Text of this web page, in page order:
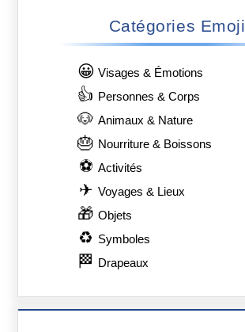
Catégories Emoji
😀 Visages & Émotions
👍 Personnes & Corps
🐶 Animaux & Nature
🎂 Nourriture & Boissons
⚽ Activités
✈ Voyages & Lieux
🎁 Objets
♻ Symboles
🏁 Drapeaux